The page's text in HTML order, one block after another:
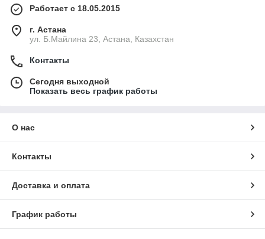
Работает с 18.05.2015
г. Астана
ул. Б.Майлина 23, Астана, Казахстан
Контакты
Сегодня выходной
Показать весь график работы
О нас
Контакты
Доставка и оплата
График работы